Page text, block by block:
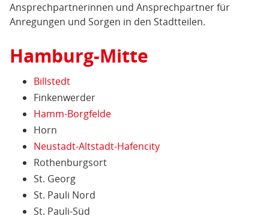
Ansprechpartnerinnen und Ansprechpartner für
Anregungen und Sorgen in den Stadtteilen.
Hamburg-Mitte
Billstedt
Finkenwerder
Hamm-Borgfelde
Horn
Neustadt-Altstadt-Hafencity
Rothenburgsort
St. Georg
St. Pauli Nord
St. Pauli-Süd